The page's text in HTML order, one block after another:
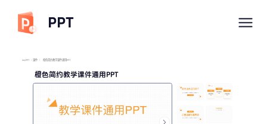
PPT
imyPPT / 课件 / 橙色简约教学课件通用PPT
橙色简约教学课件通用PPT